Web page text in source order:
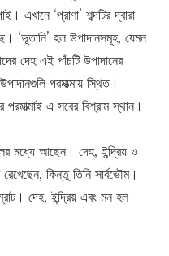
‘প্রাণা’ শব্দটির দ্বারা
‘ভূতানি’ হল উপাদানসমূহ, যেমন
দেহ এই পাঁচটি উপাদানের
পরমাত্মায় স্থিত।
এ সবের বিশ্রাম স্থান।
মধ্যে আছেন। দেহ, ইন্দ্রিয় ও
কিন্তু তিনি সার্বভৌম।
দেহ, ইন্দ্রিয় এবং মন হল